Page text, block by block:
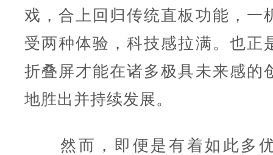
戏，合上回归传统直板功能，一
受两种体验，科技感拉满。也正
折叠屏才能在诸多极具未来感的
地胜出并持续发展。
然而，即便是有着如此多